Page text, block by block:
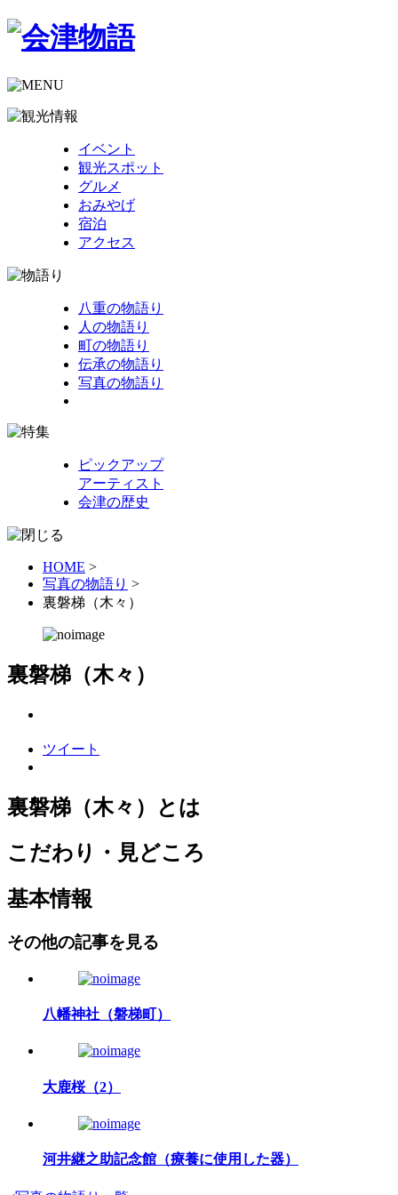
イベント
観光スポット
グルメ
おみやげ
宿泊
アクセス
八重の物語り
人の物語り
町の物語り
伝承の物語り
写真の物語り
ピックアップ
アーティスト
会津の歴史
HOME >
写真の物語り >
裏磐梯（木々）
裏磐梯（木々）
ツイート
裏磐梯（木々）とは
こだわり・見どころ
基本情報
その他の記事を見る
八幡神社（磐梯町）
大鹿桜（2）
河井継之助記念館（療養に使用した器）